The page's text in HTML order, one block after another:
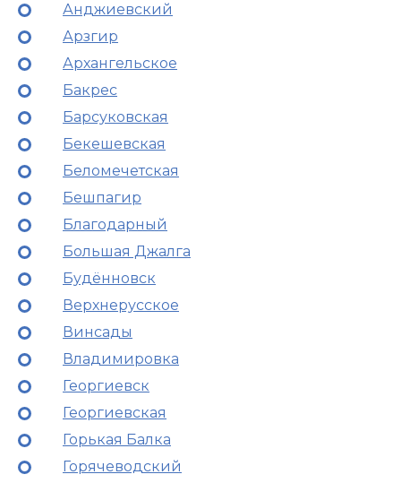
Анджиевский
Арзгир
Архангельское
Бакрес
Барсуковская
Бекешевская
Беломечетская
Бешпагир
Благодарный
Большая Джалга
Будённовск
Верхнерусское
Винсады
Владимировка
Георгиевск
Георгиевская
Горькая Балка
Горячеводский